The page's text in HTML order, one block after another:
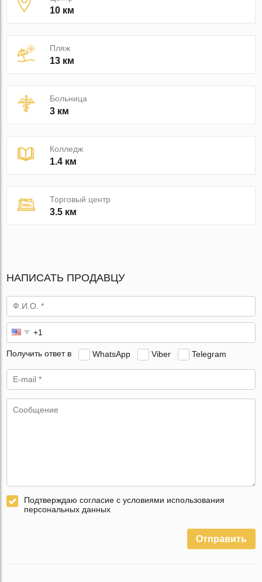
10 км
Пляж
13 км
Больница
3 км
Колледж
1.4 км
Торговый центр
3.5 км
НАПИСАТЬ ПРОДАВЦУ
Получить ответ в WhatsApp Viber Telegram
Подтверждаю согласие с условиями использования
персональных данных
Отправить